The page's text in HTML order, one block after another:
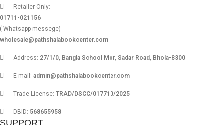
Retailer Only:
01711-021156
( Whatsapp messege)
wholesale@pathshalabookcenter.com
Address: 27/1/0, Bangla School Mor, Sadar Road, Bhola-8300
E-mail: admin@pathshalabookcenter.com
Trade License: TRAD/DSCC/017710/2025
DBID: 568655958
SUPPORT